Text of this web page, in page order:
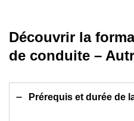
Découvrir la
de conduite –
Prérequis et durée de